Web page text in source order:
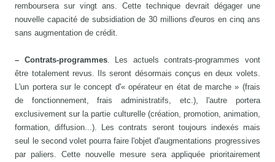
remboursera sur vingt ans. Cette technique devrait dégager une
nouvelle capacité de subsidiation de 30 millions d'euros en cinq ans
sans augmentation de crédit.
– Contrats-programmes. Les actuels contrats-programmes vont
être totalement revus. Ils seront désormais conçus en deux volets.
L'un portera sur le concept d'« opérateur en état de marche » (frais
de fonctionnement, frais administratifs, etc.), l'autre portera
exclusivement sur la partie culturelle (création, promotion, animation,
formation, diffusion...). Les contrats seront toujours indexés mais
seul le second volet pourra faire l'objet d'augmentations progressives
par paliers. Cette nouvelle mesure sera appliquée prioritairement